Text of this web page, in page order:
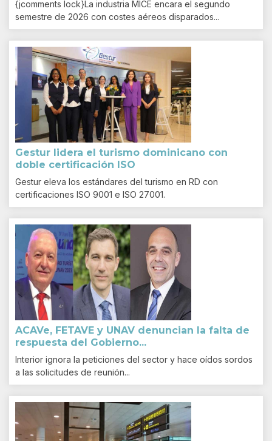
{jcomments lock}La industria MICE encara el segundo
semestre de 2026 con costes aéreos disparados...
Gestur lidera el turismo dominicano con
doble certificación ISO
Gestur eleva los estándares del turismo en RD con
certificaciones ISO 9001 e ISO 27001.
ACAVe, FETAVE y UNAV denuncian la falta de
respuesta del Gobierno...
Interior ignora la peticiones del sector y hace oídos sordos
a las solicitudes de reunión...